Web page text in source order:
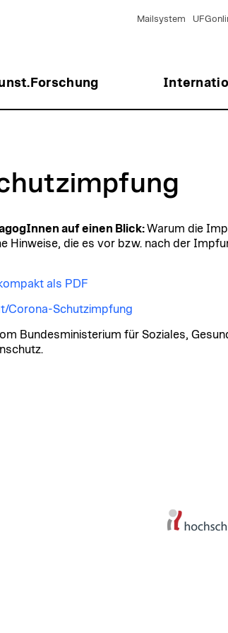
Mailsystem
auf einen Blick:Warum die
Hinweise, die es vor bzw. nach der
als PDF
Corona-Schutzimpfung
Bundesministerium für Soziales,